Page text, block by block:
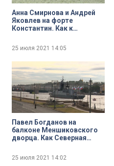
Анна Смирнова и Андрей
Яковлев на форте
Константин. Как к
готовится Кронштадт
25 июля 2021 14:05
Павел Богданов на
балконе Меншиковского
дворца. Как Северная
Главному Военно-
морскому параду
25 июля 2021 14:02